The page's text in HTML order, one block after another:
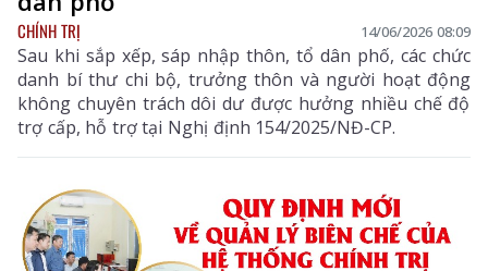
CHÍNH TRỊ 14/06/2026 08:09
Sau khi sắp xếp, sáp nhập thôn, tổ dân phố, các chức
danh bí thư chi bộ, trưởng thôn và người hoạt động
không chuyên trách dôi dư được hưởng nhiều chế độ
trợ cấp, hỗ trợ tại Nghị định 154/2025/NĐ-CP.